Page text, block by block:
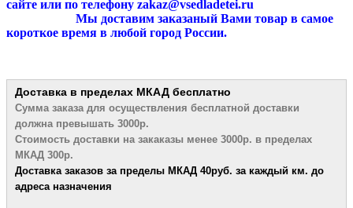
сайте или по телефону zakaz@vsedladetei.ru
Мы доставим заказаный Вами товар в самое
короткое время в любой город России.
Доставка в пределах МКАД бесплатно
Сумма заказа для осуществления бесплатной доставки
должна превышать 3000р.
Стоимость доставки на закаказы менее 3000р. в пределах
МКАД 300р.
Доставка заказов за пределы МКАД 40руб. за каждый км. до
адреса назначения